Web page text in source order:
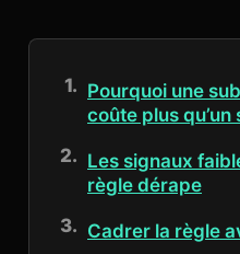
Pourquoi une
coûte plus
Les signaux
règle dérape
Cadrer la règle